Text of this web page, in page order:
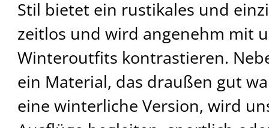
Stil bietet ein rustikales und
zeitlos und wird angenehm mit
Winteroutfits kontrastieren.
ein Material, das draußen gut
eine winterliche Version, wird